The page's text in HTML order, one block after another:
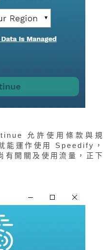
允許使用條款與規
能運作使用 Speedify，
有開關及使用流量，正下